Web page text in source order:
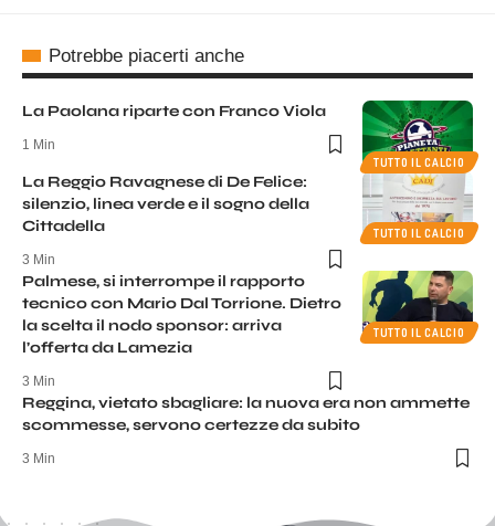
Potrebbe piacerti anche
TUTTO IL CALCIO
La Paolana riparte con Franco Viola
1 Min
TUTTO IL CALCIO
La Reggio Ravagnese di De Felice:
silenzio, linea verde e il sogno della
Cittadella
3 Min
TUTTO IL CALCIO
Palmese, si interrompe il rapporto
tecnico con Mario Dal Torrione. Dietro
la scelta il nodo sponsor: arriva
l’offerta da Lamezia
3 Min
Reggina, vietato sbagliare: la nuova era non ammette
scommesse, servono certezze da subito
3 Min